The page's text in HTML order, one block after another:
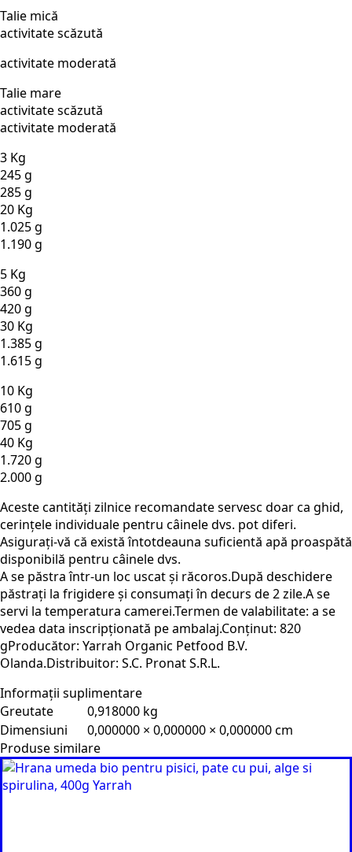
Talie mică
activitate scăzută
activitate moderată
Talie mare
activitate scăzută
activitate moderată
3 Kg
245 g
285 g
20 Kg
1.025 g
1.190 g
5 Kg
360 g
420 g
30 Kg
1.385 g
1.615 g
10 Kg
610 g
705 g
40 Kg
1.720 g
2.000 g
Aceste cantități zilnice recomandate servesc doar ca ghid,
cerințele individuale pentru câinele dvs. pot diferi.
Asigurați-vă că există întotdeauna suficientă apă proaspătă
disponibilă pentru câinele dvs.
A se păstra într-un loc uscat și răcoros.După deschidere
păstrați la frigidere și consumați în decurs de 2 zile.A se
servi la temperatura camerei.Termen de valabilitate: a se
vedea data inscripționată pe ambalaj.Conținut: 820
gProducător: Yarrah Organic Petfood B.V.
Olanda.Distribuitor: S.C. Pronat S.R.L.
Informații suplimentare
Greutate
0,918000 kg
Dimensiuni
0,000000 × 0,000000 × 0,000000 cm
Produse similare